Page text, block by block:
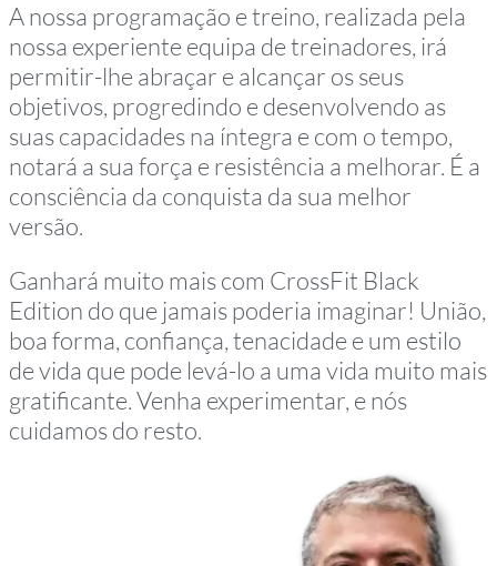
A nossa programação e treino, realizada pela
nossa experiente equipa de treinadores, irá
permitir-lhe abraçar e alcançar os seus
objetivos, progredindo e desenvolvendo as
suas capacidades na íntegra e com o tempo,
notará a sua força e resistência a melhorar. É a
consciência da conquista da sua melhor
versão.
Ganhará muito mais com CrossFit Black
Edition do que jamais poderia imaginar! União,
boa forma, confiança, tenacidade e um estilo
de vida que pode levá-lo a uma vida muito mais
gratificante. Venha experimentar, e nós
cuidamos do resto.